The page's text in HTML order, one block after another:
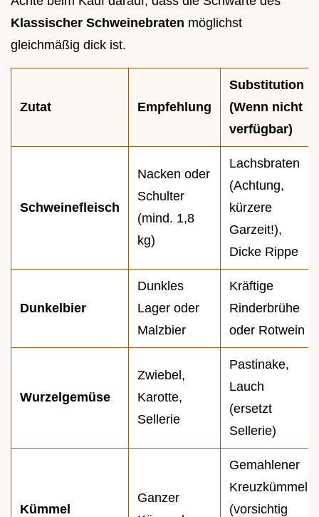
Klassischer Schweinebraten möglichst
gleichmäßig dick ist.
Zutat Empfehlung
Substitution
(Wenn nicht
verfügbar)
Schweinefleisch
Nacken oder
Schulter
(mind. 1,8
kg)
Lachsbraten
(Achtung,
kürzere
Garzeit!),
Dicke Rippe
Dunkelbier
Dunkles
Lager oder
Malzbier
Kräftige
Rinderbrühe
oder Rotwein
Wurzelgemüse
Zwiebel,
Karotte,
Sellerie
Pastinake,
Lauch
(ersetzt
Sellerie)
Kümmel
Ganzer
Gemahlener
Kreuzkümmel
(vorsichtig